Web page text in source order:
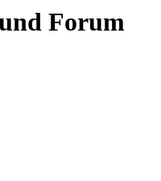
Forum